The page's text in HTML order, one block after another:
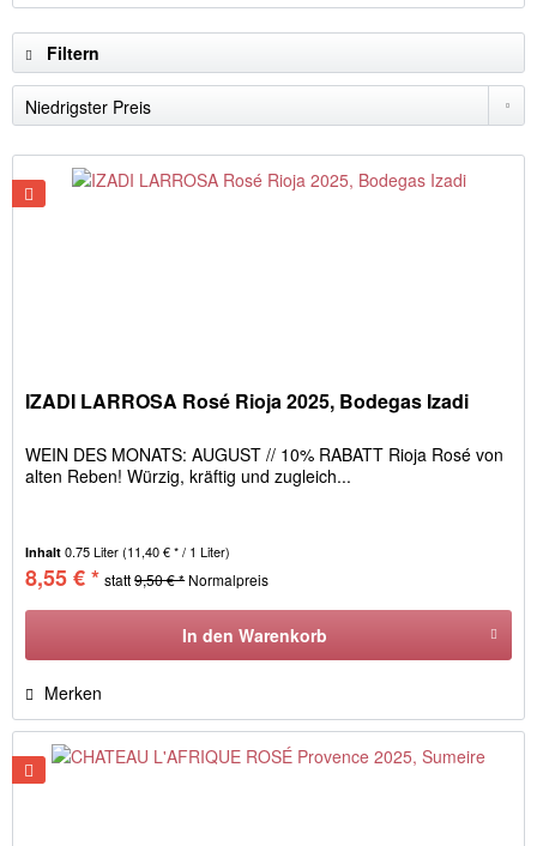
Filtern
IZADI LARROSA Rosé Rioja 2025, Bodegas Izadi
WEIN DES MONATS: AUGUST // 10% RABATT Rioja Rosé von
alten Reben! Würzig, kräftig und zugleich...
Inhalt0.75 Liter(11,40 € * / 1 Liter)
8,55 € * statt9,50 € *Normalpreis
In den Warenkorb
Merken